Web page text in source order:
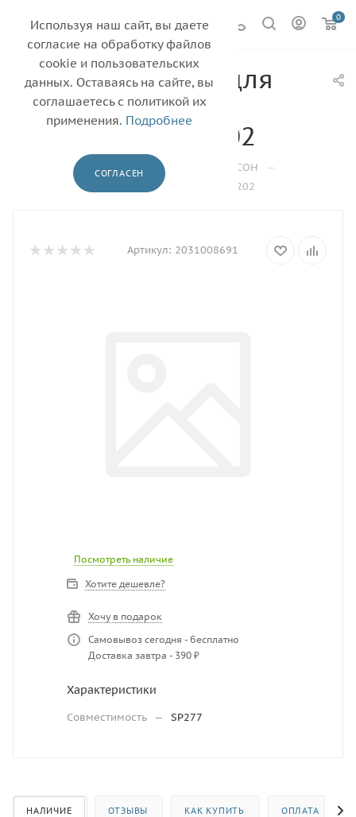
0
Барабан (Китай) для
Ricoh
SP100/200/201/202
Каталог — Барабаны RICOH —
Барабан (Китай) для Ricoh SP100/200/201/202
Артикул: 2031008691
Посмотреть наличие
Хотите дешевле?
Хочу в подарок
Самовывоз сегодня - бесплатно
Доставка завтра - 390 ₽
Характеристики
Совместимость — SP277
НАЛИЧИЕ ОТЗЫВЫ КАК КУПИТЬ ОПЛАТА
Используя наш сайт, вы даете
согласие на обработку файлов
cookie и пользовательских
данных. Оставаясь на сайте, вы
соглашаетесь с политикой их
применения. Подробнее
СОГЛАСЕН